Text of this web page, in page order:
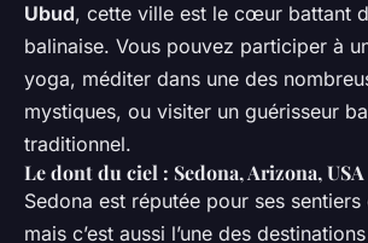
Ubud, cette ville est le cœur battant
balinaise. Vous pouvez participer à
yoga, méditer dans une des
mystiques, ou visiter un guérisseur
traditionnel.
Le dont du ciel : Sedona, Arizona, USA
Sedona est réputée pour ses
mais c’est aussi l’une des